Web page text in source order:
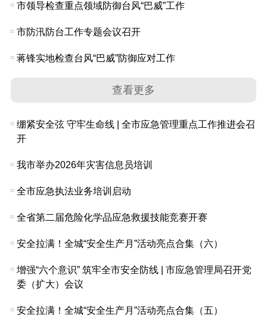
市领导检查重点领域防御台风“巴威”工作
市防汛防台工作专题会议召开
蒋锋实地检查台风“巴威”防御应对工作
查看更多
绷紧安全弦 守牢生命线 | 全市应急管理重点工作推进会召
开
我市举办2026年灾害信息员培训
全市应急执法业务培训启动
全省第二届危险化学品应急救援技能竞赛开赛
安全拉满！全城“安全生产月”活动亮点合集（六）
增强“六个意识” 筑牢全市安全防线 | 市应急管理局召开党
委（扩大）会议
安全拉满！全城“安全生产月”活动亮点合集（五）